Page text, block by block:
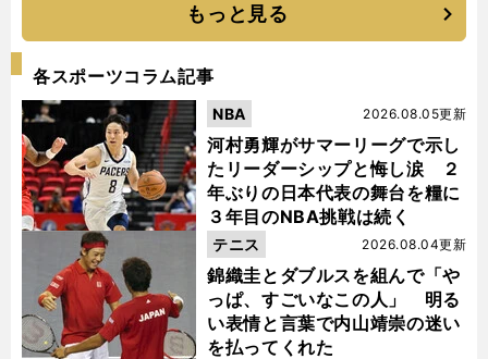
もっと見る
各スポーツコラム記事
河村勇輝がサマーリーグで示し
たリーダーシップと悔し涙 ２
年ぶりの日本代表の舞台を糧に
３年目のNBA挑戦は続く
2026.08.05更新
NBA
錦織圭とダブルスを組んで「や
っぱ、すごいなこの人」 明る
い表情と言葉で内山靖崇の迷い
を払ってくれた
2026.08.04更新
テニス